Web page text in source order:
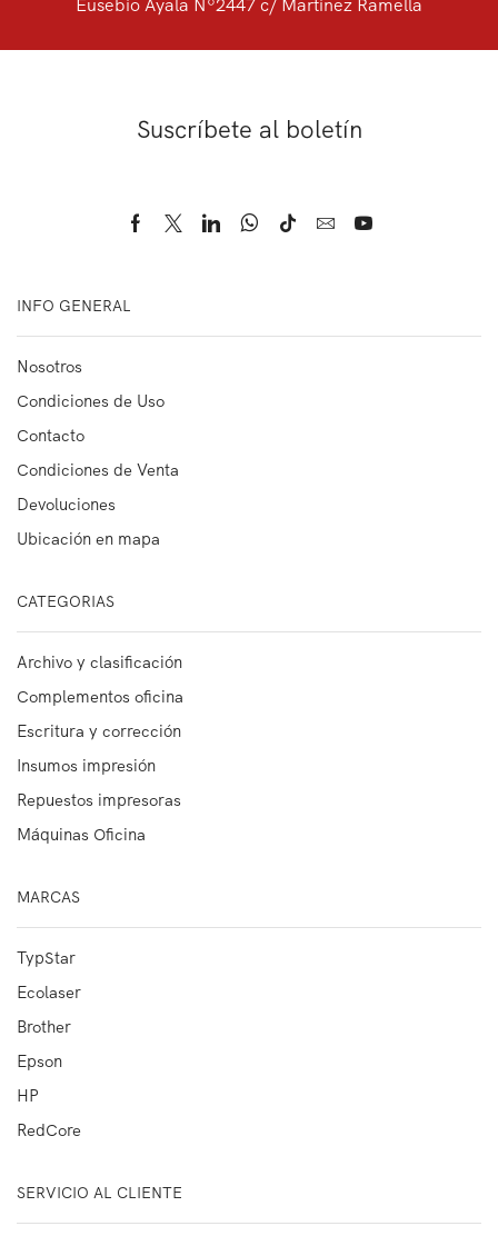
Eusebio Ayala Nº2447 c/ Martinez Ramella
Suscríbete al boletín
INFO GENERAL
Nosotros
Condiciones de Uso
Contacto
Condiciones de Venta
Devoluciones
Ubicación en mapa
CATEGORIAS
Archivo y clasificación
Complementos oficina
Escritura y corrección
Insumos impresión
Repuestos impresoras
Máquinas Oficina
MARCAS
TypStar
Ecolaser
Brother
Epson
HP
RedCore
SERVICIO AL CLIENTE